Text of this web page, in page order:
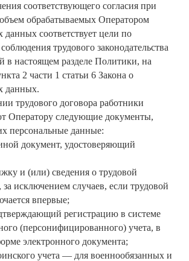
соответствующего согласия при
обрабатываемых Оператором
данных соответствует цели по
трудового законодательства
в настоящем разделе Политики, на
2 части 1 статьи 6 Закона о
данных.
трудового договора работники
Оператору следующие документы,
персональные данные:
документ, удостоверяющий
и (или) сведения о трудовой
за исключением случаев, если трудовой
впервые;
регистрацию в системе
(персонифицированного) учета, в
электронного документа;
учета — для военнообязанных и